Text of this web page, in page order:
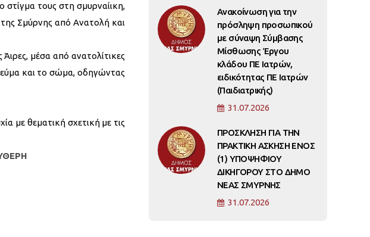
τους στη σμυρναίικη,
της Σμύρνης από Ανατολή και
μέσα από ανατολίτικες
και το σώμα, οδηγώντας
με θεματική σχετική με τις
Ανακοίνωση για την
πρόσληψη προσωπικού
με σύναψη Σύμβασης
Μίσθωσης Έργου
κλάδου ΠΕ Ιατρών,
ειδικότητας ΠΕ Ιατρών
(Παιδιατρικής)
31.07.2026
ΠΡΟΣΚΛΗΣΗ ΓΙΑ ΤΗΝ
ΠΡΑΚΤΙΚΗ ΑΣΚΗΣΗ ΕΝΟΣ
(1) ΥΠΟΨΗΦΙΟΥ
ΔΙΚΗΓΟΡΟΥ ΣΤΟ ΔΗΜΟ
ΝΕΑΣ ΣΜΥΡΝΗΣ
31.07.2026